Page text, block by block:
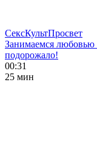
СексКультПросвет
Занимаемся любовью
подорожало!
00:31
25 мин